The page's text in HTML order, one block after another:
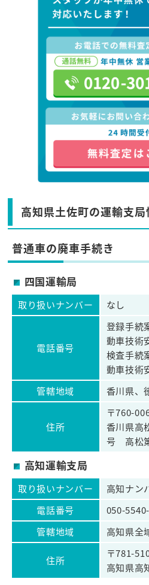
高知県土佐町の運輸支局
普通車の廃車手続き
四国運輸局
取り扱いナンバー なし
電話番号
登録手続
動車技術
検査手続
動車技術
管轄地域
香川県、
住所
〒760-
香川県高
号 高松
高知運輸支局
取り扱いナンバー
高知ナン
電話番号
050-
管轄地域
高知県全
住所
〒781-
高知県高